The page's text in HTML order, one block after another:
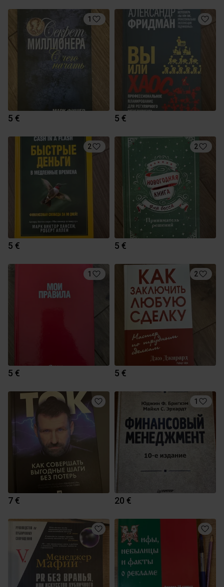
1
5 € 5 €
2
5 €
2
5 €
1
5 €
2
5 €
7 €
1
20 €